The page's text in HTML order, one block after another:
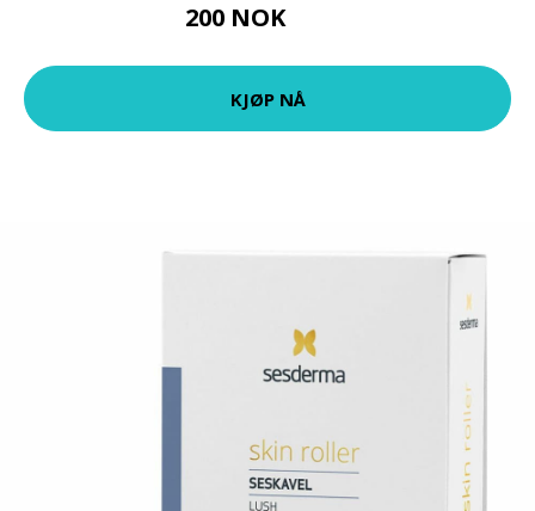
200 NOK
KJØP NÅ